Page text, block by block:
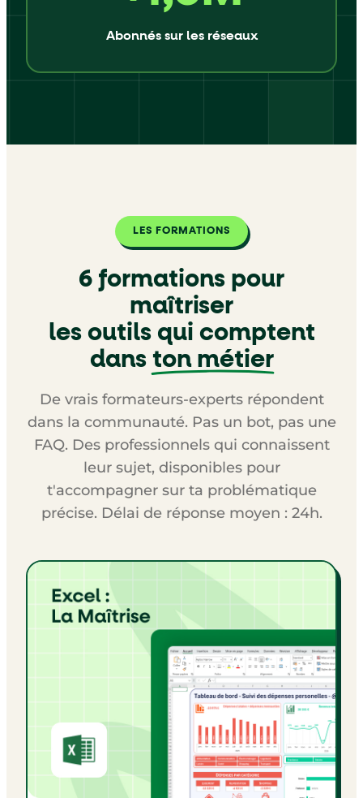
Abonnés sur les réseaux
LES FORMATIONS
6 formations pour
maîtriser
les outils qui comptent
dans ton métier
De vrais formateurs-experts répondent
dans la communauté. Pas un bot, pas une
FAQ. Des professionnels qui connaissent
leur sujet, disponibles pour
t'accompagner sur ta problématique
précise. Délai de réponse moyen : 24h.